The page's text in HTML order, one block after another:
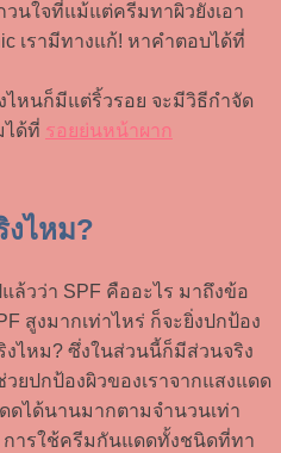
นใจที่แม้แต่ครีมทาผิวยังเอา
เรามีทางแก้! หาคำตอบได้ที่
หนก็มีแต่ริ้วรอย จะมีวิธีกำจัด
ได้ที่ รอยย่นหน้าผาก
งไหม?
ล้วว่า SPF คืออะไร มาถึงข้อ
สูงมากเท่าไหร่ ก็จะยิ่งปกป้อง
ไหม? ซึ่งในส่วนนี้ก็มีส่วนจริง
ยปกป้องผิวของเราจากแสงแดด
ดได้นานมากตามจำนวนเท่า
การใช้ครีมกันแดดทั้งชนิดที่ทา